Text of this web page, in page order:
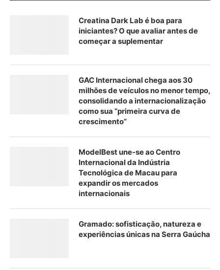
Creatina Dark Lab é boa para
iniciantes? O que avaliar antes de
começar a suplementar
GAC Internacional chega aos 30
milhões de veículos no menor tempo,
consolidando a internacionalização
como sua “primeira curva de
crescimento”
ModelBest une-se ao Centro
Internacional da Indústria
Tecnológica de Macau para
expandir os mercados
internacionais
Gramado: sofisticação, natureza e
experiências únicas na Serra Gaúcha